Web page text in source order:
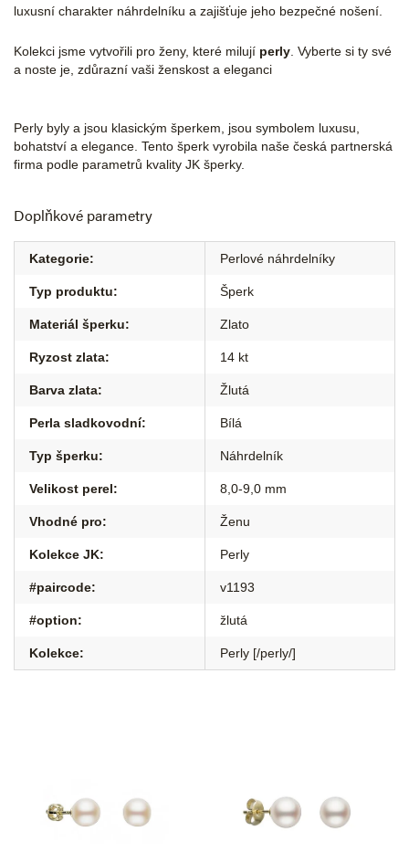
luxusní charakter náhrdelníku a zajišťuje jeho bezpečné nošení.
Kolekci jsme vytvořili pro ženy, které milují perly . Vyberte si ty své
a noste je, zdůrazní vaši ženskost a eleganci
Perly byly a jsou klasickým šperkem, jsou symbolem luxusu,
bohatství a elegance. Tento šperk vyrobila naše česká partnerská
firma podle parametrů kvality JK šperky.
Doplňkové parametry
Kategorie: Perlové náhrdelníky
Typ produktu: Šperk
Materiál šperku: Zlato
Ryzost zlata: 14 kt
Barva zlata: Žlutá
Perla sladkovodní: Bílá
Typ šperku: Náhrdelník
Velikost perel: 8,0-9,0 mm
Vhodné pro: Ženu
Kolekce JK: Perly
#paircode: v1193
#option: žlutá
Kolekce: Perly [/perly/]